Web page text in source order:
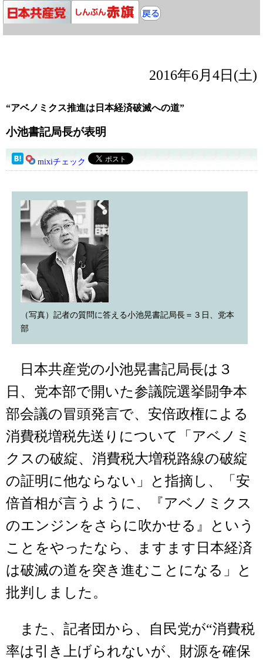
2016年6月4日(土)
“アベノミクス推進は日本経済破滅への道”
小池書記局長が表明
mixiチェック
（写真）記者の質問に答える小池晃書記局長＝３日、党本
部
日本共産党の小池晃書記局長は３
日、党本部で開いた参議院選挙闘争本
部会議の冒頭発言で、安倍政権による
消費税増税先送りについて「アベノミ
クスの破綻、消費税大増税路線の破綻
の証明に他ならない」と指摘し、「安
倍首相が言うように、『アベノミクス
のエンジンをさらに吹かせる』という
ことをやったなら、ますます日本経済
は破滅の道を突き進むことになる」と
批判しました。
また、記者団から、自民党が“消費税
率は引き上げられないが、財源を確保